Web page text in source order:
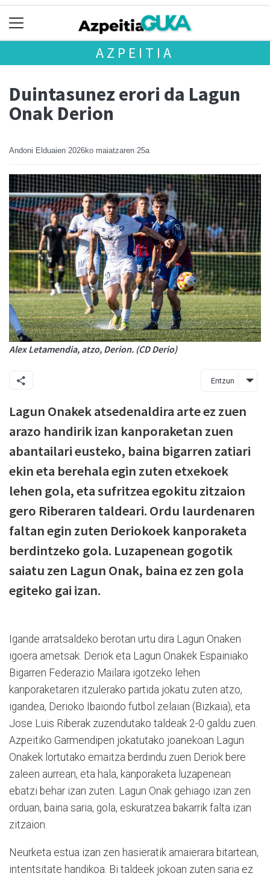
AZPEITIA
Duintasunez erori da Lagun
Onak Derion
Andoni Elduaien 2026ko maiatzaren 25a
Alex Letamendia, atzo, Derion. (CD Derio)
Entzun
Lagun Onakek atsedenaldira arte ez zuen
arazo handirik izan kanporaketan zuen
abantailari eusteko, baina bigarren zatiari
ekin eta berehala egin zuten etxekoek
lehen gola, eta sufritzea egokitu zitzaion
gero Riberaren taldeari. Ordu laurdenaren
faltan egin zuten Deriokoek kanporaketa
berdintzeko gola. Luzapenean gogotik
saiatu zen Lagun Onak, baina ez zen gola
egiteko gai izan.
Igande arratsaldeko berotan urtu dira Lagun Onaken
igoera ametsak. Deriok eta Lagun Onakek Espainiako
Bigarren Federazio Mailara igotzeko lehen
kanporaketaren itzulerako partida jokatu zuten atzo,
igandea, Derioko Ibaiondo futbol zelaian (Bizkaia), eta
Jose Luis Riberak zuzendutako taldeak 2-0 galdu zuen.
Azpeitiko Garmendipen jokatutako joanekoan Lagun
Onakek lortutako emaitza berdindu zuen Deriok bere
zaleen aurrean, eta hala, kanporaketa luzapenean
ebatzi behar izan zuten. Lagun Onak gehiago izan zen
orduan, baina saria, gola, eskuratzea bakarrik falta izan
zitzaion.
Neurketa estua izan zen hasieratik amaierara bitartean,
intentsitate handikoa. Bi taldeek jokoan zuten saria ez